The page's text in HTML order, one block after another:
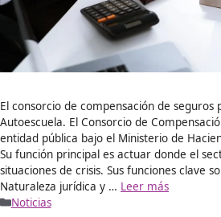
La autorización especial (ADR) y el
autorización ADR es el documento
que no sustituye al permiso
portarse conjuntamente durante el
obtención. Para que un alumno
Leer más
Noticias